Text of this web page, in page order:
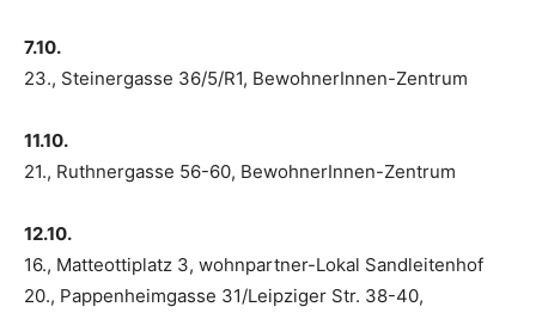
7.10.
23., Steinergasse 36/5/R1, BewohnerInnen-Zentrum
11.10.
21., Ruthnergasse 56-60, BewohnerInnen-Zentrum
12.10.
16., Matteottiplatz 3, wohnpartner-Lokal Sandleitenhof
20., Pappenheimgasse 31/Leipziger Str. 38-40,